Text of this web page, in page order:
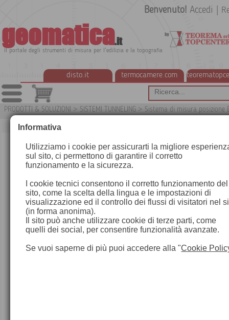
geomatica.it
Il portale degli strumenti di misura per l'edilizia e la topografia
disto.it termocamere.com
Benvenuto! Accedi
PRODOTTI & SOLUZIONI > SISTEMI TUNNELING > Sistema di misura posizione
Informativa
Utilizziamo i cookie per assicurarti la migliore
sul sito, ci permettono di garantire il corretto
funzionamento e la sicurezza.
I cookie tecnici consentono il corretto funzionamento del
sito, come la scelta della lingua e le impostazioni di
visualizzazione ed il controllo dei flussi di visitatori nel
(in forma anonima).
Il sito può anche utilizzare cookie di terze parti, come
quelli dei social, per consentire funzionalità avanzate.
Se vuoi saperne di più puoi accedere alla "Cookie